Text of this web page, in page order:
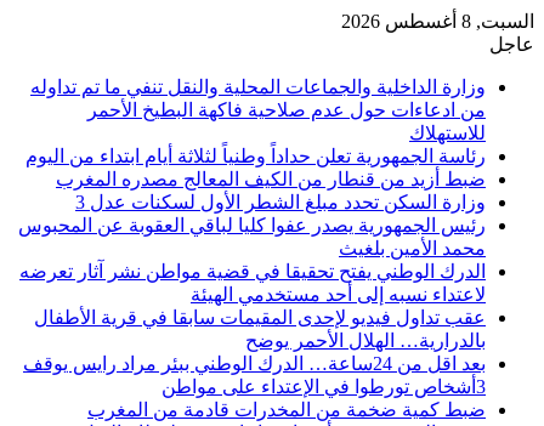
السبت, 8 أغسطس 2026
عاجل
وزارة الداخلية والجماعات المحلية والنقل تنفي ما تم تداوله
من ادعاءات حول عدم صلاحية فاكهة البطيخ الأحمر
للاستهلاك
رئاسة الجمهورية تعلن حداداً وطنياً لثلاثة أيام ابتداء من اليوم
ضبط أزيد من قنطار من الكيف المعالج مصدره المغرب
وزارة السكن تحدد مبلغ الشطر الأول لسكنات عدل 3
رئيس الجمهورية يصدر عفوا كليا لباقي العقوبة عن المحبوس
محمد الأمين بلغيث
الدرك الوطني يفتح تحقيقا في قضية مواطن نشر آثار تعرضه
لاعتداء نسبه إلى أحد مستخدمي الهيئة
عقب تداول فيديو لإحدى المقيمات سابقا في قرية الأطفال
بالدرارية… الهلال الأحمر يوضح
بعد اقل من 24ساعة… الدرك الوطني ببئر مراد رايس يوقف
3أشخاص تورطوا في الإعتداء على مواطن
ضبط كمية ضخمة من المخدرات قادمة من المغرب